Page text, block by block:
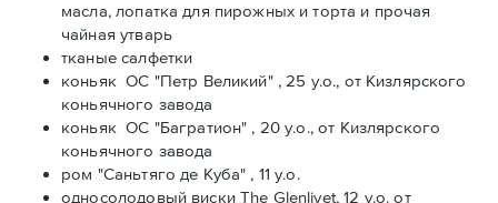
масла, лопатка для пирожных и торта и прочая
чайная утварь
тканые салфетки
коньяк ОС "Петр Великий" , 25 y.o., от Кизлярского
коньячного завода
коньяк ОС "Багратион" , 20 y.o., от Кизлярского
коньячного завода
ром "Саньтяго де Куба" , 11 y.o.
односолодовый виски The Glenlivet, 12 y.o. от